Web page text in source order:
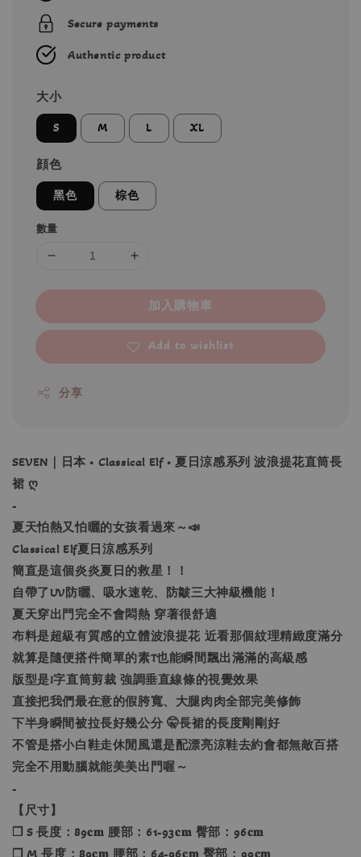
Secure payments
Authentic product
大小
S M L XL
顔色
黑色 棕色
數量
加入購物車
Add to wishlist
分享
SEVEN｜日本 • Classical Elf • 夏日涼感系列 波浪提花直筒長
裙 ღ
-
夏天怕熱又怕曬的女孩看過來～📣
Classical Elf夏日涼感系列
簡直是這個炎炎夏日的救星！！
自帶了UV防曬、吸水速乾、防皺三大神級機能！
夏天穿出門完全不會悶熱 穿著很舒適
布料是超級有質感的立體波浪提花 近看那個紋理精緻度滿分
就算是隨便搭件簡單的素T也能瞬間飄出滿滿的高級感
版型是I字直筒剪裁 強調垂直線條的視覺效果
直接把我們最在意的假胯寬、大腿肉肉全部完美修飾
下半身瞬間被拉長好幾公分 🤫長裙的長度剛剛好
不管是搭小白鞋走休閒風還是配漂亮涼鞋去約會都無敵百搭
完全不用動腦就能美美出門喔～
-
【尺寸】
❐ S 長度：89𝐜𝐦 腰部：61-93𝐜𝐦 臀部：96𝐜𝐦
❐ M 長度：89𝐜𝐦 腰部：64-96𝐜𝐦 臀部：99𝐜𝐦